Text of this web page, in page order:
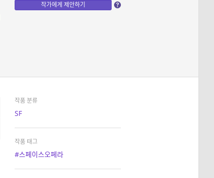
작가에게 제안하기
작품 분류
SF
작품 태그
#스페이스오페라